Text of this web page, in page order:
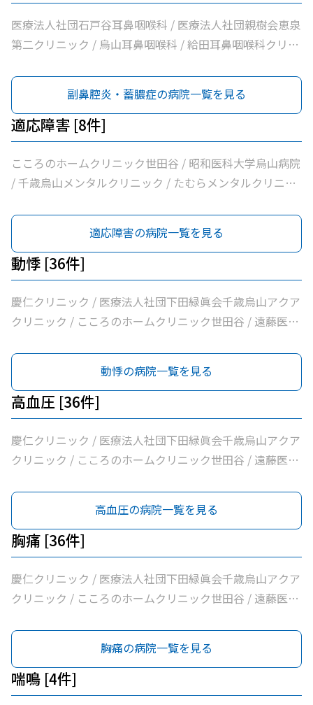
ニック / 古谷医院 / 世田谷区医師会付属烏山診療所 / 交番
通り歯科 / 医療法人社団小島整形外科医院 / 杉浦クリニッ
清孝会田村クリニック / 香川内科クリニック / 大賀内科ク
リニック / 上祖師谷かたらいクリニック / 医療法人社団親
樹会恵泉クリニック / ちとせ台内科クリニック
リニック / 医療法人社団はなまる会烏山はなクリニック /
医療法人社団下田緑眞会世田谷北部クリニック / 医療法人
社団親樹会恵泉第二クリニック / 烏山慶友整形外科・内科
法人社団世田谷おがたブレストクリニック / ヒロクリニッ
ク / 南烏山クリニック / Ｋメディカルクリニック / 医療法
人社団リバイブ吉野クリニック / おくだ皮膚科クリニック
/ しまだクリニック / 千歳烏山駅前内科・糖尿病クリニッ
ク / ヨシダ消化器内科クリニック / 医療法人社団永研会ち
とせクリニック / 古谷医院 / あおぞら皮膚科 / 世田谷区医
法人社団小島整形外科医院 / 杉浦クリニック / 平泉医院 /
医療法人社団塩島内科医院 / 医療法人社団清孝会田村クリ
ニック / 香川内科クリニック / 大賀内科クリニック / 上祖
師谷かたらいクリニック / 医療法人社団親樹会恵泉クリニ
ック / ちとせ台内科クリニック
医療法人社団石戸谷耳鼻咽喉科 / 医療法人社団親樹会恵泉
第二クリニック / 烏山耳鼻咽喉科 / 給田耳鼻咽喉科クリニ
副鼻腔炎・蓄膿症の病院一覧を見る
適応障害 [8件]
こころのホームクリニック世田谷 / 昭和医科大学烏山病院
/ 千歳烏山メンタルクリニック / たむらメンタルクリニッ
リニック / 菱沼メンタルクリニック / 医療法人社団親樹会
適応障害の病院一覧を見る
動悸 [36件]
慶仁クリニック / 医療法人社団下田緑眞会千歳烏山アクア
クリニック / こころのホームクリニック世田谷 / 遠藤医院
千歳烏山駅前いたがき内科クリニック内科・消化器内科・
内視鏡内科・肛門内科 / 世田谷調布大友内科リウマチ科千
歳烏山院 / 烏山クリニック / 医療法人社団はなまる会烏山
はなクリニック / 医療法人社団下田緑眞会世田谷北部クリ
ニック / 医療法人社団親樹会恵泉第二クリニック / 烏山慶
友整形外科・内科総合クリニック / 医療法人社団広田内科
ク / ヒロクリニック / 南烏山クリニック / Ｋメディカルク
リニック / 医療法人社団リバイブ吉野クリニック / しまだ
クリニック / 千歳烏山駅前内科・糖尿病クリニック / ヨシ
ダ消化器内科クリニック / 医療法人社団永研会ちとせクリ
ニック / 古谷医院 / 世田谷区医師会付属烏山診療所 / 交番
通り歯科 / 医療法人社団小島整形外科医院 / 杉浦クリニッ
清孝会田村クリニック / 香川内科クリニック / 大賀内科ク
リニック / 上祖師谷かたらいクリニック / 医療法人社団親
樹会恵泉クリニック / ちとせ台内科クリニック
動悸の病院一覧を見る
高血圧 [36件]
慶仁クリニック / 医療法人社団下田緑眞会千歳烏山アクア
クリニック / こころのホームクリニック世田谷 / 遠藤医院
千歳烏山駅前いたがき内科クリニック内科・消化器内科・
内視鏡内科・肛門内科 / 世田谷調布大友内科リウマチ科千
歳烏山院 / 烏山クリニック / 医療法人社団はなまる会烏山
はなクリニック / 医療法人社団下田緑眞会世田谷北部クリ
ニック / 医療法人社団親樹会恵泉第二クリニック / 烏山慶
友整形外科・内科総合クリニック / 医療法人社団広田内科
ク / ヒロクリニック / 南烏山クリニック / Ｋメディカルク
リニック / 医療法人社団リバイブ吉野クリニック / しまだ
クリニック / 千歳烏山駅前内科・糖尿病クリニック / ヨシ
ダ消化器内科クリニック / 医療法人社団永研会ちとせクリ
高血圧の病院一覧を見る
胸痛 [36件]
慶仁クリニック / 医療法人社団下田緑眞会千歳烏山アクア
クリニック / こころのホームクリニック世田谷 / 遠藤医院
千歳烏山駅前いたがき内科クリニック内科・消化器内科・
内視鏡内科・肛門内科 / 世田谷調布大友内科リウマチ科千
歳烏山院 / 烏山クリニック / 医療法人社団はなまる会烏山
はなクリニック / 医療法人社団下田緑眞会世田谷北部クリ
胸痛の病院一覧を見る
喘鳴 [4件]